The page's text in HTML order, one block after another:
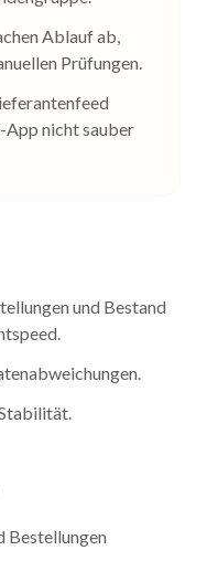
Ablauf ab,
Prüfungen.
App nicht sauber
und Bestand
Bestellungen